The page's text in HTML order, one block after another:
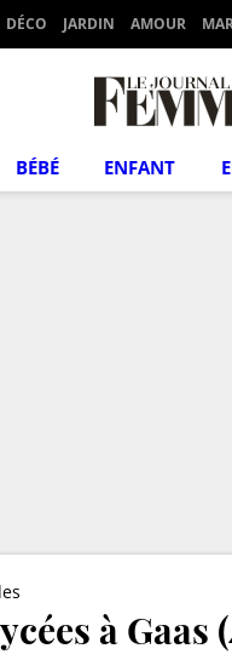
DÉCO JARDIN AMOUR
BÉBÉ ENFANT
à Gaas